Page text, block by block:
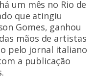
um mês no Rio de
que atingiu
Gomes, ganhou
mãos de artistas
pelo jornal italiano
a publicação